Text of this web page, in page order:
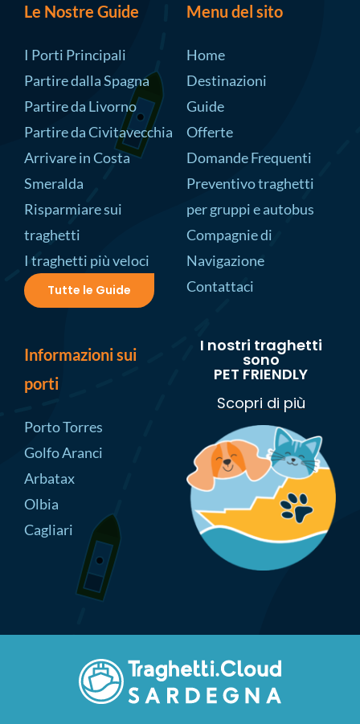
Le Nostre Guide
I Porti Principali
Partire dalla Spagna
Partire da Livorno
Partire da Civitavecchia
Arrivare in Costa
Smeralda
Risparmiare sui
traghetti
I traghetti più veloci
Tutte le Guide
Menu del sito
Home
Destinazioni
Guide
Offerte
Domande Frequenti
Preventivo traghetti
per gruppi e autobus
Compagnie di
Navigazione
Contattaci
Informazioni sui
porti
Porto Torres
Golfo Aranci
Arbatax
Olbia
Cagliari
I nostri traghetti
sono
PET FRIENDLY
Scopri di più